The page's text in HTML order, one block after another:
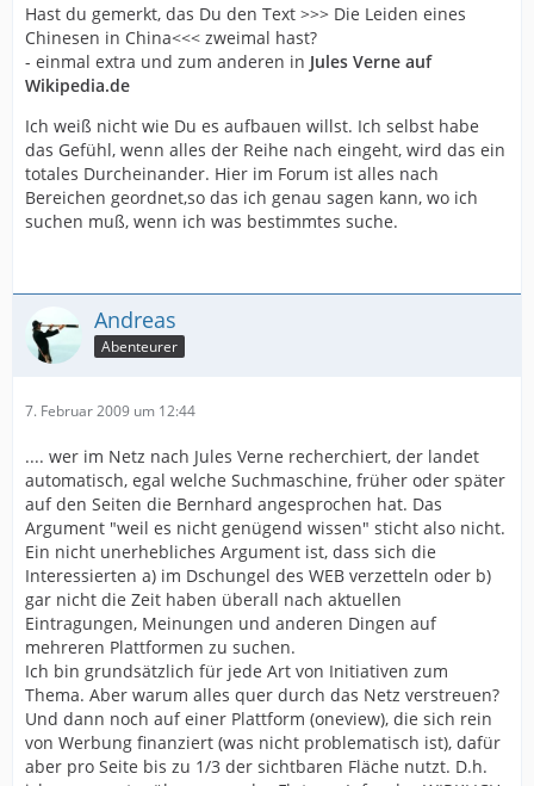
Hast du gemerkt, das Du den Text >>> Die Leiden eines
Chinesen in China<<< zweimal hast?
- einmal extra und zum anderen in Jules Verne auf
Wikipedia.de
Ich weiß nicht wie Du es aufbauen willst. Ich selbst habe
das Gefühl, wenn alles der Reihe nach eingeht, wird das ein
totales Durcheinander. Hier im Forum ist alles nach
Bereichen geordnet,so das ich genau sagen kann, wo ich
suchen muß, wenn ich was bestimmtes suche.
Andreas
Abenteurer
7. Februar 2009 um 12:44
.... wer im Netz nach Jules Verne recherchiert, der landet
automatisch, egal welche Suchmaschine, früher oder später
auf den Seiten die Bernhard angesprochen hat. Das
Argument "weil es nicht genügend wissen" sticht also nicht.
Ein nicht unerhebliches Argument ist, dass sich die
Interessierten a) im Dschungel des WEB verzetteln oder b)
gar nicht die Zeit haben überall nach aktuellen
Eintragungen, Meinungen und anderen Dingen auf
mehreren Plattformen zu suchen.
Ich bin grundsätzlich für jede Art von Initiativen zum
Thema. Aber warum alles quer durch das Netz verstreuen?
Und dann noch auf einer Plattform (oneview), die sich rein
von Werbung finanziert (was nicht problematisch ist), dafür
aber pro Seite bis zu 1/3 der sichtbaren Fläche nutzt. D.h.